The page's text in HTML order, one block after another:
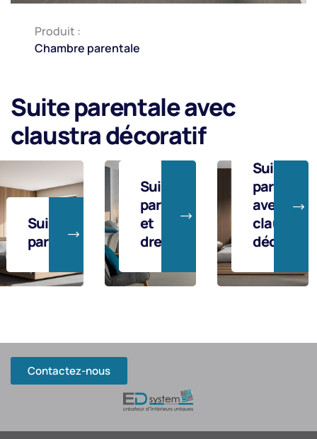
Suite parentale avec
claustra décoratif
Produit :
Chambre parentale
Suite
et
dressing
parentale
avec
claustra
décoratif
Suite
Contactez-nous